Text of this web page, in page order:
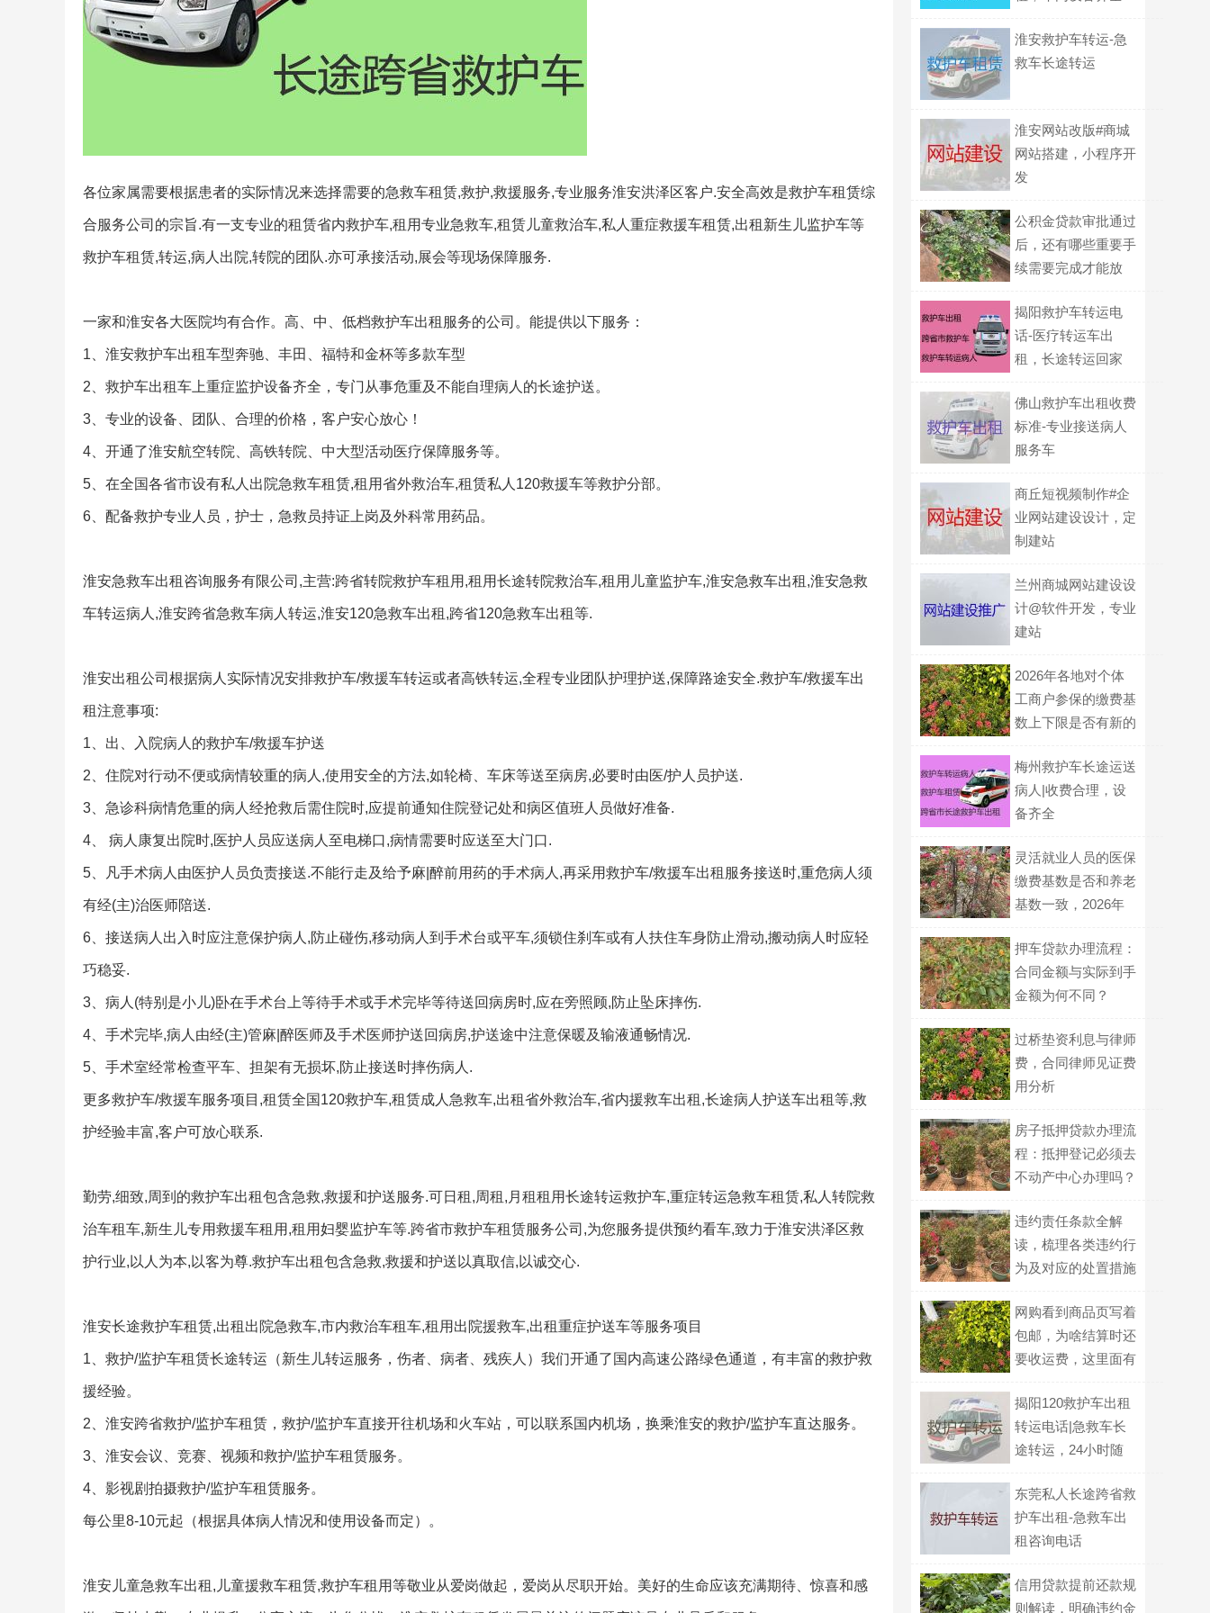
各位家属需要根据患者的实际情况来选择需要的急救车租赁,救护,救援服务,专业服务淮安洪泽区客户.安全高效是救护车租赁综
合服务公司的宗旨.有一支专业的租赁省内救护车,租用专业急救车,租赁儿童救治车,私人重症救援车租赁,出租新生儿监护车等
救护车租赁,转运,病人出院,转院的团队.亦可承接活动,展会等现场保障服务.
一家和淮安各大医院均有合作。高、中、低档救护车出租服务的公司。能提供以下服务：
1、淮安救护车出租车型奔驰、丰田、福特和金杯等多款车型
2、救护车出租车上重症监护设备齐全，专门从事危重及不能自理病人的长途护送。
3、专业的设备、团队、合理的价格，客户安心放心！
4、开通了淮安航空转院、高铁转院、中大型活动医疗保障服务等。
5、在全国各省市设有私人出院急救车租赁,租用省外救治车,租赁私人120救援车等救护分部。
6、配备救护专业人员，护士，急救员持证上岗及外科常用药品。
淮安急救车出租咨询服务有限公司,主营:跨省转院救护车租用,租用长途转院救治车,租用儿童监护车,淮安急救车出租,淮安急救
车转运病人,淮安跨省急救车病人转运,淮安120急救车出租,跨省120急救车出租等.
淮安出租公司根据病人实际情况安排救护车/救援车转运或者高铁转运,全程专业团队护理护送,保障路途安全.救护车/救援车出
租注意事项:
1、出、入院病人的救护车/救援车护送
2、住院对行动不便或病情较重的病人,使用安全的方法,如轮椅、车床等送至病房,必要时由医/护人员护送.
3、急诊科病情危重的病人经抢救后需住院时,应提前通知住院登记处和病区值班人员做好准备.
4、 病人康复出院时,医护人员应送病人至电梯口,病情需要时应送至大门口.
5、凡手术病人由医护人员负责接送.不能行走及给予麻|醉前用药的手术病人,再采用救护车/救援车出租服务接送时,重危病人须
有经(主)治医师陪送.
6、接送病人出入时应注意保护病人,防止碰伤,移动病人到手术台或平车,须锁住刹车或有人扶住车身防止滑动,搬动病人时应轻
巧稳妥.
3、病人(特别是小儿)卧在手术台上等待手术或手术完毕等待送回病房时,应在旁照顾,防止坠床摔伤.
4、手术完毕,病人由经(主)管麻|醉医师及手术医师护送回病房,护送途中注意保暖及输液通畅情况.
5、手术室经常检查平车、担架有无损坏,防止接送时摔伤病人.
更多救护车/救援车服务项目,租赁全国120救护车,租赁成人急救车,出租省外救治车,省内援救车出租,长途病人护送车出租等,救
护经验丰富,客户可放心联系.
勤劳,细致,周到的救护车出租包含急救,救援和护送服务.可日租,周租,月租租用长途转运救护车,重症转运急救车租赁,私人转院救
治车租车,新生儿专用救援车租用,租用妇婴监护车等.跨省市救护车租赁服务公司,为您服务提供预约看车,致力于淮安洪泽区救
护行业,以人为本,以客为尊.救护车出租包含急救,救援和护送以真取信,以诚交心.
淮安长途救护车租赁,出租出院急救车,市内救治车租车,租用出院援救车,出租重症护送车等服务项目
1、救护/监护车租赁长途转运（新生儿转运服务，伤者、病者、残疾人）我们开通了国内高速公路绿色通道，有丰富的救护救
援经验。
2、淮安跨省救护/监护车租赁，救护/监护车直接开往机场和火车站，可以联系国内机场，换乘淮安的救护/监护车直达服务。
3、淮安会议、竞赛、视频和救护/监护车租赁服务。
4、影视剧拍摄救护/监护车租赁服务。
每公里8-10元起（根据具体病人情况和使用设备而定）。
淮安儿童急救车出租,儿童援救车租赁,救护车租用等敬业从爱岗做起，爱岗从尽职开始。美好的生命应该充满期待、惊喜和感
淮安救护车转运-急
救车长途转运
淮安网站改版#商城
网站搭建，小程序开
发
公积金贷款审批通过
后，还有哪些重要手
续需要完成才能放
揭阳救护车转运电
话-医疗转运车出
租，长途转运回家
佛山救护车出租收费
标准-专业接送病人
服务车
商丘短视频制作#企
业网站建设设计，定
制建站
兰州商城网站建设设
计@软件开发，专业
建站
2026年各地对个体
工商户参保的缴费基
数上下限是否有新的
梅州救护车长途运送
病人|收费合理，设
备齐全
灵活就业人员的医保
缴费基数是否和养老
基数一致，2026年
押车贷款办理流程：
合同金额与实际到手
金额为何不同？
过桥垫资利息与律师
费，合同律师见证费
用分析
房子抵押贷款办理流
程：抵押登记必须去
不动产中心办理吗？
违约责任条款全解
读，梳理各类违约行
为及对应的处置措施
网购看到商品页写着
包邮，为啥结算时还
要收运费，这里面有
揭阳120救护车出租
转运电话|急救车长
途转运，24小时随
东莞私人长途跨省救
护车出租-急救车出
租咨询电话
信用贷款提前还款规
则解读，明确违约金